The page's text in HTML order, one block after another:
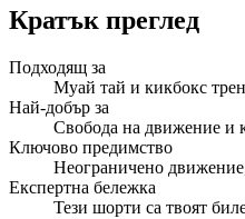
Кратък преглед
Подходящ за
Муай тай и кикбокс
Най-добър за
Свобода на движение и
Ключово предимство
Неограничено
Експертна бележка
Тези шорти са твоят